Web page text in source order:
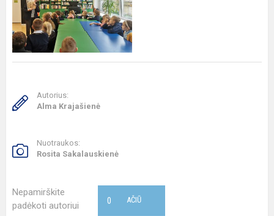
Autorius:
Alma Krajašienė
Nuotraukos:
Rosita Sakalauskienė
Nepamirškite
padėkoti autoriui
AČIŪ
0